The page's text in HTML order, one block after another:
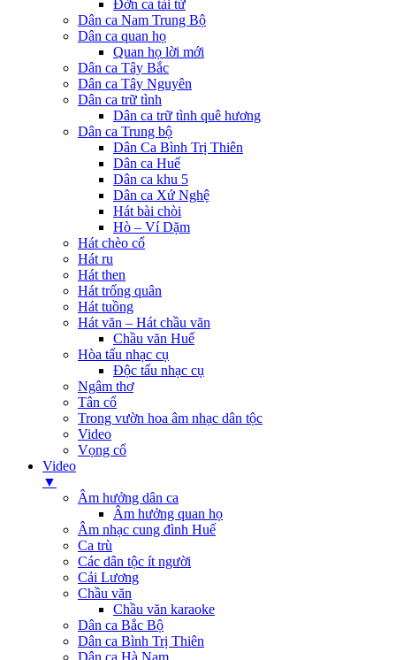
Đờn ca tài tử
Dân ca Nam Trung Bộ
Dân ca quan họ
Quan họ lời mới
Dân ca Tây Bắc
Dân ca Tây Nguyên
Dân ca trữ tình
Dân ca trữ tình quê hương
Dân ca Trung bộ
Dân Ca Bình Trị Thiên
Dân ca Huế
Dân ca khu 5
Dân ca Xứ Nghệ
Hát bài chòi
Hò – Ví Dặm
Hát chèo cổ
Hát ru
Hát then
Hát trống quân
Hát tuồng
Hát văn – Hát chầu văn
Chầu văn Huế
Hòa tấu nhạc cụ
Độc tấu nhạc cụ
Ngâm thơ
Tân cổ
Trong vườn hoa âm nhạc dân tộc
Video
Vọng cổ
Video
▼
Âm hưởng dân ca
Âm hưởng quan họ
Âm nhạc cung đình Huế
Ca trù
Các dân tộc ít người
Cải Lương
Chầu văn
Chầu văn karaoke
Dân ca Bắc Bộ
Dân ca Bình Trị Thiên
Dân ca Hà Nam